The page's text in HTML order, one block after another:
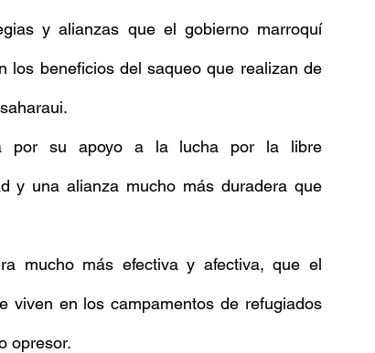
y alianzas que el gobierno marroquí
los beneficios del saqueo que realizan de
por su apoyo a la lucha por la libre
y una alianza mucho más duradera que
mucho más efectiva y afectiva, que el
viven en los campamentos de refugiados
opresor.